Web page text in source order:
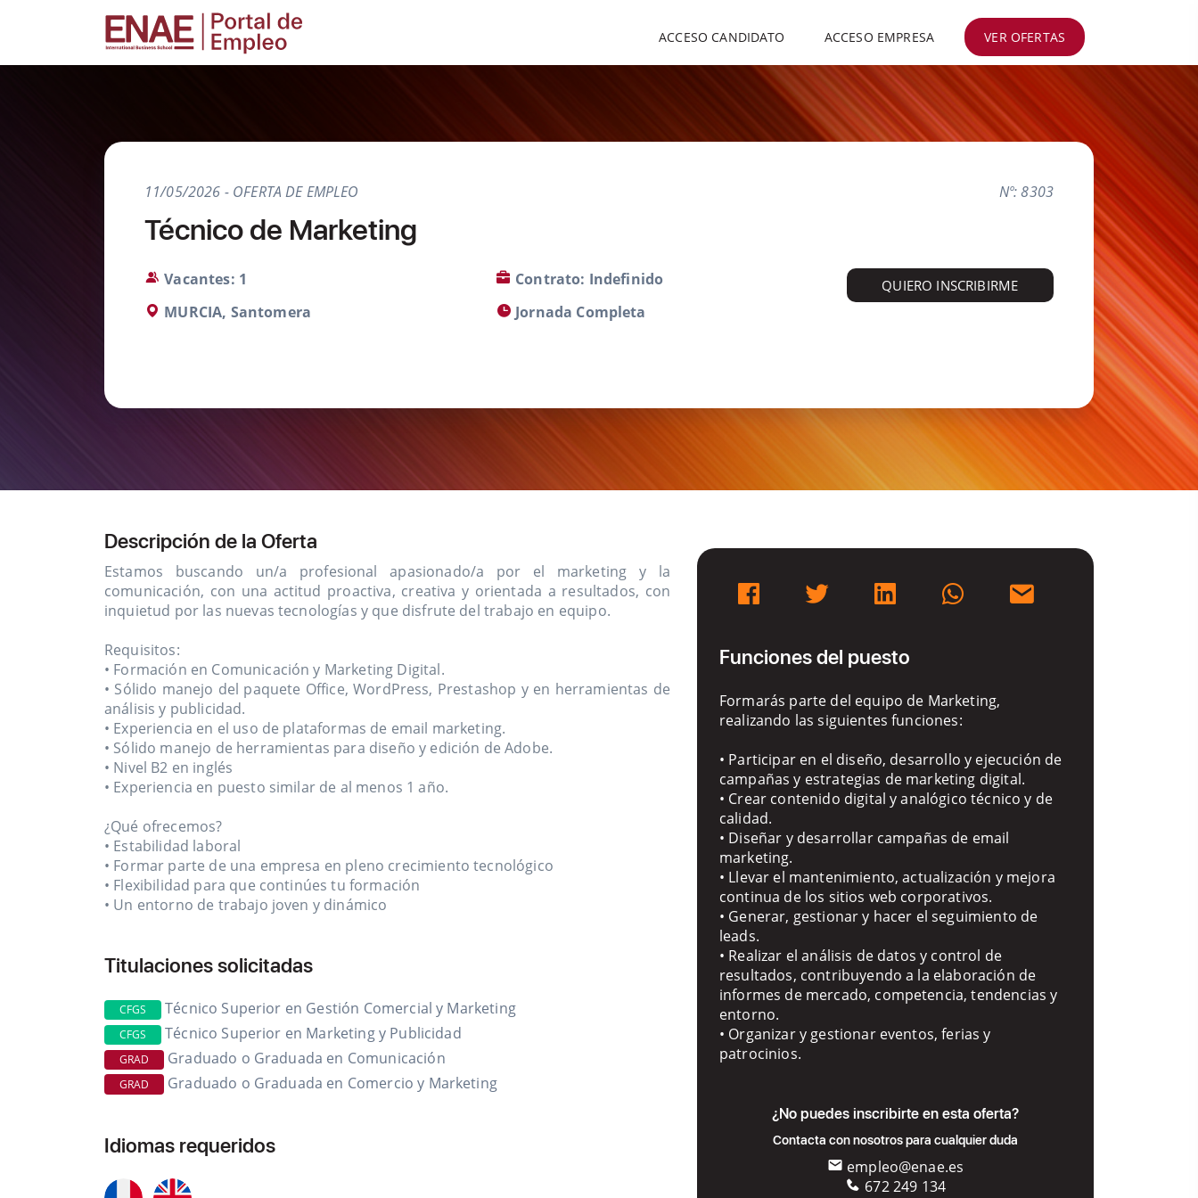
ACCESO CANDIDATO ACCESO EMPRESA VER OFERTAS
11/05/2026 - OFERTA DE EMPLEO
Técnico de Marketing
Vacantes: 1
MURCIA, Santomera
Contrato: Indefinido
Jornada Completa
Nº: 8303
QUIERO INSCRIBIRME
Descripción de la Oferta
Estamos buscando un/a profesional apasionado/a por el marketing y la
comunicación, con una actitud proactiva, creativa y orientada a resultados, con
inquietud por las nuevas tecnologías y que disfrute del trabajo en equipo.
Requisitos:
• Formación en Comunicación y Marketing Digital.
• Sólido manejo del paquete Office, WordPress, Prestashop y en herramientas de
análisis y publicidad.
• Experiencia en el uso de plataformas de email marketing.
• Sólido manejo de herramientas para diseño y edición de Adobe.
• Nivel B2 en inglés
• Experiencia en puesto similar de al menos 1 año.
¿Qué ofrecemos?
• Estabilidad laboral
• Formar parte de una empresa en pleno crecimiento tecnológico
• Flexibilidad para que continúes tu formación
• Un entorno de trabajo joven y dinámico
Titulaciones solicitadas
CFGS Técnico Superior en Gestión Comercial y Marketing
CFGS Técnico Superior en Marketing y Publicidad
GRAD Graduado o Graduada en Comunicación
GRAD Graduado o Graduada en Comercio y Marketing
Idiomas requeridos
Funciones del puesto
Formarás parte del equipo de Marketing,
realizando las siguientes funciones:
• Participar en el diseño, desarrollo y ejecución de
campañas y estrategias de marketing digital.
• Crear contenido digital y analógico técnico y de
calidad.
• Diseñar y desarrollar campañas de email
marketing.
• Llevar el mantenimiento, actualización y mejora
continua de los sitios web corporativos.
• Generar, gestionar y hacer el seguimiento de
leads.
• Realizar el análisis de datos y control de
resultados, contribuyendo a la elaboración de
informes de mercado, competencia, tendencias y
entorno.
• Organizar y gestionar eventos, ferias y
patrocinios.
¿No puedes inscribirte en esta oferta?
Contacta con nosotros para cualquier duda
empleo@enae.es
672 249 134